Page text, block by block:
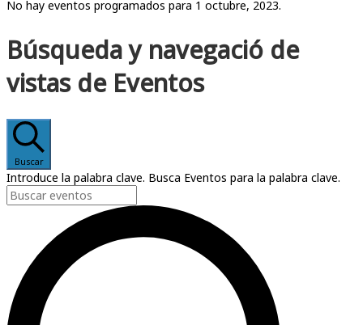
No hay eventos programados para 1 octubre, 2023.
Búsqueda y navegació de
vistas de Eventos
Buscar
Introduce la palabra clave. Busca Eventos para la palabra clave.